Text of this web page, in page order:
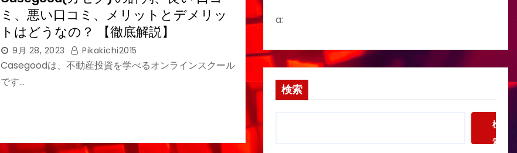
ミ、悪い口コミ、メリットとデメリッ
トはどうなの？ 【徹底解説】
9月 28, 2023 Pikakichi2015
Casegoodは、不動産投資を学べるオンラインスクール
です…
a:
検索
検
索